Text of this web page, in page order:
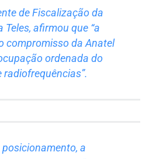
de Fiscalização da
Teles, afirmou que “a
compromisso da Anatel
ordenada do
radiofrequências”.
a